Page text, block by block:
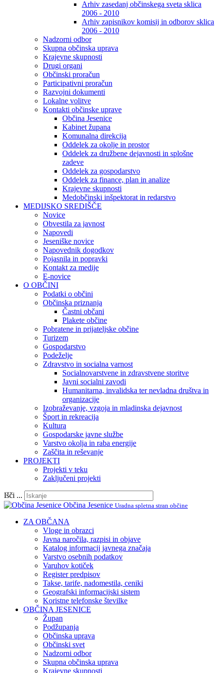
Arhiv zasedanj občinskega sveta sklica
2006 - 2010
Arhiv zapisnikov komisij in odborov sklica
2006 - 2010
Nadzorni odbor
Skupna občinska uprava
Krajevne skupnosti
Drugi organi
Občinski proračun
Participativni proračun
Razvojni dokumenti
Lokalne volitve
Kontakti občinske uprave
Občina Jesenice
Kabinet župana
Komunalna direkcija
Oddelek za okolje in prostor
Oddelek za družbene dejavnosti in splošne
zadeve
Oddelek za gospodarstvo
Oddelek za finance, plan in analize
Krajevne skupnosti
Medobčinski inšpektorat in redarstvo
MEDIJSKO SREDIŠČE
Novice
Obvestila za javnost
Napovedi
Jeseniške novice
Napovednik dogodkov
Pojasnila in popravki
Kontakt za medije
E-novice
O OBČINI
Podatki o občini
Občinska priznanja
Častni občani
Plakete občine
Pobratene in prijateljske občine
Turizem
Gospodarstvo
Podeželje
Zdravstvo in socialna varnost
Socialnovarstvene in zdravstvene storitve
Javni socialni zavodi
Humanitarna, invalidska ter nevladna društva in
organizacije
Izobraževanje, vzgoja in mladinska dejavnost
Šport in rekreacija
Kultura
Gospodarske javne službe
Varstvo okolja in raba energije
Zaščita in reševanje
PROJEKTI
Projekti v teku
Zaključeni projekti
Išči ...
Občina Jesenice Uradna spletna stran občine
ZA OBČANA
Vloge in obrazci
Javna naročila, razpisi in objave
Katalog informacij javnega značaja
Varstvo osebnih podatkov
Varuhov kotiček
Register predpisov
Takse, tarife, nadomestila, ceniki
Geografski informacijski sistem
Koristne telefonske številke
OBČINA JESENICE
Župan
Podžupanja
Občinska uprava
Občinski svet
Nadzorni odbor
Skupna občinska uprava
Krajevne skupnosti